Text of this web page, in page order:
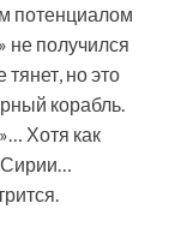
потенциалом
не получился
но это
корабль.
Хотя как
Сирии…